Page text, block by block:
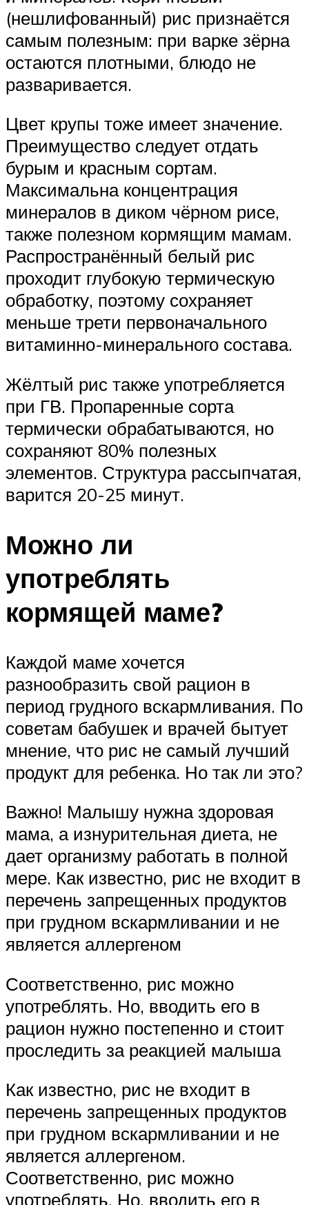
(нешлифованный) рис признаётся
самым полезным: при варке зёрна
остаются плотными, блюдо не
разваривается.
Цвет крупы тоже имеет значение.
Преимущество следует отдать
бурым и красным сортам.
Максимальна концентрация
минералов в диком чёрном рисе,
также полезном кормящим мамам.
Распространённый белый рис
проходит глубокую термическую
обработку, поэтому сохраняет
меньше трети первоначального
витаминно-минерального состава.
Жёлтый рис также употребляется
при ГВ. Пропаренные сорта
термически обрабатываются, но
сохраняют 80% полезных
элементов. Структура рассыпчатая,
варится 20-25 минут.
Можно ли
употреблять
кормящей маме?
Каждой маме хочется
разнообразить свой рацион в
период грудного вскармливания. По
советам бабушек и врачей бытует
мнение, что рис не самый лучший
продукт для ребенка. Но так ли это?
Важно! Малышу нужна здоровая
мама, а изнурительная диета, не
дает организму работать в полной
мере. Как известно, рис не входит в
перечень запрещенных продуктов
при грудном вскармливании и не
является аллергеном
Соответственно, рис можно
употреблять. Но, вводить его в
рацион нужно постепенно и стоит
проследить за реакцией малыша
Как известно, рис не входит в
перечень запрещенных продуктов
при грудном вскармливании и не
является аллергеном.
Соответственно, рис можно
употреблять. Но, вводить его в